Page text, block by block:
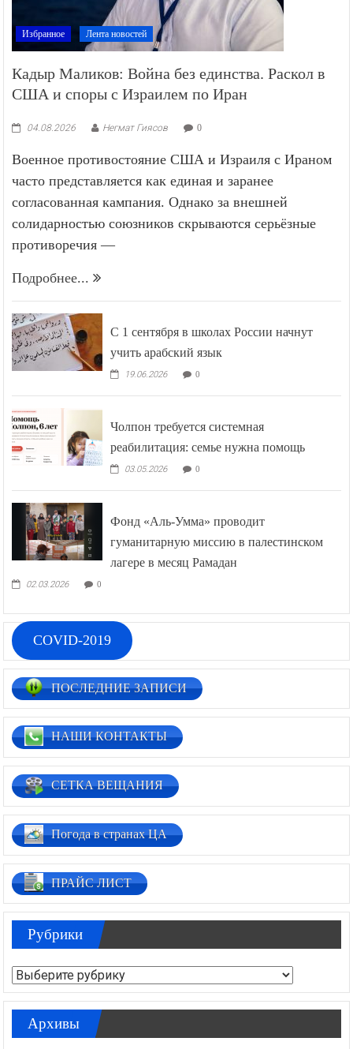
Избранное Лента новостей
Кадыр Маликов: Война без единства. Раскол в
США и споры с Израилем по Иран
04.08.2026 Негмат Гиясов 0
Военное противостояние США и Израиля с Ираном
часто представляется как единая и заранее
согласованная кампания. Однако за внешней
солидарностью союзников скрываются серьёзные
противоречия —
Подробнее...
С 1 сентября в школах России начнут
учить арабский язык
19.06.2026 0
Чолпон требуется системная
реабилитация: семье нужна помощь
03.05.2026 0
Фонд «Аль-Умма» проводит
гуманитарную миссию в палестинском
лагере в месяц Рамадан
02.03.2026 0
COVID-2019
ПОСЛЕДНИЕ ЗАПИСИ
НАШИ КОНТАКТЫ
СЕТКА ВЕЩАНИЯ
Погода в странах ЦА
ПРАЙС ЛИСТ
Рубрики
Рубрики
Архивы